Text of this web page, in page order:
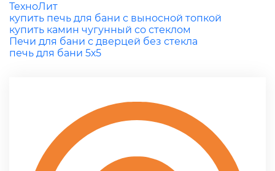
ТехноЛит
купить печь для бани с выносной топкой
купить камин чугунный со стеклом
Печи для бани с дверцей без стекла
печь для бани 5х5